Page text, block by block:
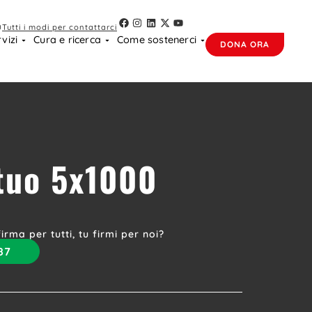
Tutti i modi per contattarci
Cura e ricerca Come sostenerci DONA ORA
5x1000
per tutti, tu firmi per noi?